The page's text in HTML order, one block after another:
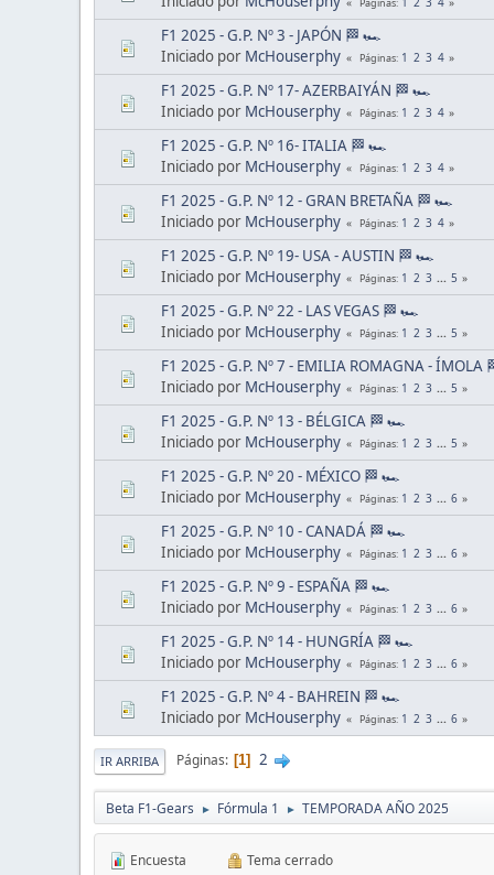
F1 2025 - G.P. Nº 3 - JAPÓN 🏁 🏎
Iniciado por McHouserphy Páginas 1 2 3 4
F1 2025 - G.P. Nº 17- AZERBAIYÁN 🏁 🏎
Iniciado por McHouserphy Páginas 1 2 3 4
F1 2025 - G.P. Nº 16- ITALIA 🏁 🏎
Iniciado por McHouserphy Páginas 1 2 3 4
F1 2025 - G.P. Nº 12 - GRAN BRETAÑA 🏁 🏎
Iniciado por McHouserphy Páginas 1 2 3 4
F1 2025 - G.P. Nº 19- USA - AUSTIN 🏁 🏎
Iniciado por McHouserphy Páginas 1 2 3 ... 5
F1 2025 - G.P. Nº 22 - LAS VEGAS 🏁 🏎
Iniciado por McHouserphy Páginas 1 2 3 ... 5
F1 2025 - G.P. Nº 7 - EMILIA ROMAGNA -
Iniciado por McHouserphy Páginas 1 2 3 ... 5
F1 2025 - G.P. Nº 13 - BÉLGICA 🏁 🏎
Iniciado por McHouserphy Páginas 1 2 3 ... 5
F1 2025 - G.P. Nº 20 - MÉXICO 🏁 🏎
Iniciado por McHouserphy Páginas 1 2 3 ... 6
F1 2025 - G.P. Nº 10 - CANADÁ 🏁 🏎
Iniciado por McHouserphy Páginas 1 2 3 ... 6
F1 2025 - G.P. Nº 9 - ESPAÑA 🏁 🏎
Iniciado por McHouserphy Páginas 1 2 3 ... 6
F1 2025 - G.P. Nº 14 - HUNGRÍA 🏁 🏎
Iniciado por McHouserphy Páginas 1 2 3 ... 6
F1 2025 - G.P. Nº 4 - BAHREIN 🏁 🏎
Iniciado por McHouserphy Páginas 1 2 3 ... 6
IR ARRIBA Páginas 1 2
Beta F1-Gears ► Fórmula 1 ► TEMPORADA AÑO 2025
Encuesta Tema cerrado